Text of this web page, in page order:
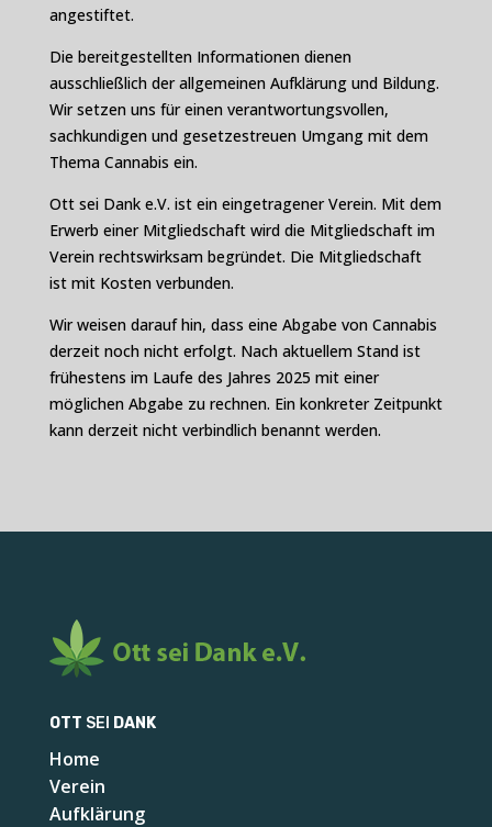
angestiftet.
Die bereitgestellten Informationen dienen
ausschließlich der allgemeinen Aufklärung und Bildung.
Wir setzen uns für einen verantwortungsvollen,
sachkundigen und gesetzestreuen Umgang mit dem
Thema Cannabis ein.
Ott sei Dank e.V. ist ein eingetragener Verein. Mit dem
Erwerb einer Mitgliedschaft wird die Mitgliedschaft im
Verein rechtswirksam begründet. Die Mitgliedschaft
ist mit Kosten verbunden.
Wir weisen darauf hin, dass eine Abgabe von Cannabis
derzeit noch nicht erfolgt. Nach aktuellem Stand ist
frühestens im Laufe des Jahres 2025 mit einer
möglichen Abgabe zu rechnen. Ein konkreter Zeitpunkt
kann derzeit nicht verbindlich benannt werden.
OTT SEI DANK
Home
Verein
Aufklärung